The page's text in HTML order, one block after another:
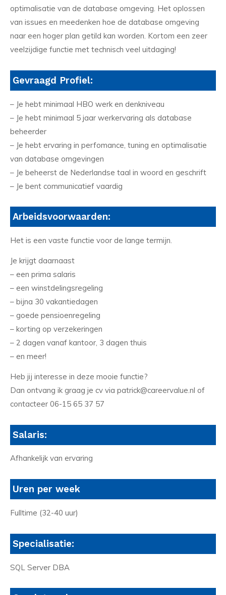
optimalisatie van de database omgeving. Het oplossen
van issues en meedenken hoe de database omgeving
naar een hoger plan getild kan worden. Kortom een zeer
veelzijdige functie met technisch veel uitdaging!
Gevraagd Profiel:
– Je hebt minimaal HBO werk en denkniveau
– Je hebt minimaal 5 jaar werkervaring als database
beheerder
– Je hebt ervaring in perfomance, tuning en optimalisatie
van database omgevingen
– Je beheerst de Nederlandse taal in woord en geschrift
– Je bent communicatief vaardig
Arbeidsvoorwaarden:
Het is een vaste functie voor de lange termijn.
Je krijgt daarnaast
– een prima salaris
– een winstdelingsregeling
– bijna 30 vakantiedagen
– goede pensioenregeling
– korting op verzekeringen
– 2 dagen vanaf kantoor, 3 dagen thuis
– en meer!
Heb jij interesse in deze mooie functie?
Dan ontvang ik graag je cv via patrick@careervalue.nl of
contacteer 06-15 65 37 57
Salaris:
Afhankelijk van ervaring
Uren per week
Fulltime (32-40 uur)
Specialisatie:
SQL Server DBA